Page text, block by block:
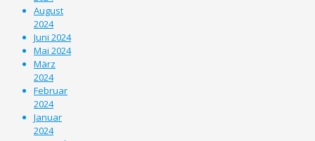
August
2024
Juni 2024
Mai 2024
März
2024
Februar
2024
Januar
2024